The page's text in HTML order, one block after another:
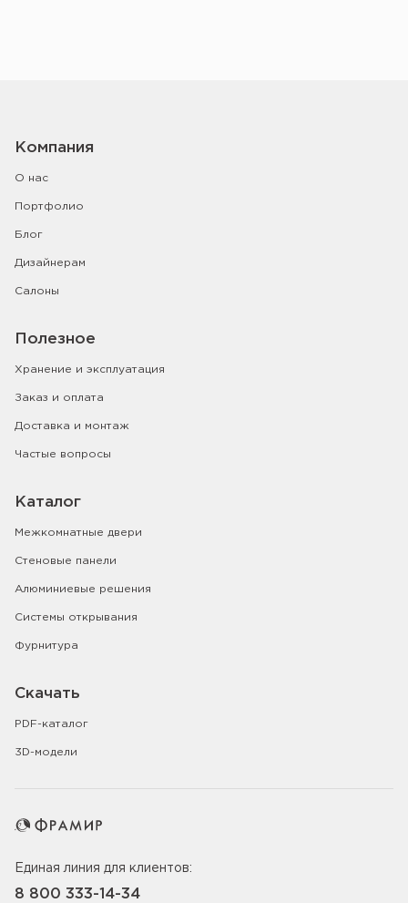
Компания
О нас
Портфолио
Блог
Дизайнерам
Салоны
Полезное
Хранение и эксплуатация
Заказ и оплата
Доставка и монтаж
Частые вопросы
Каталог
Межкомнатные двери
Стеновые панели
Алюминиевые решения
Системы открывания
Фурнитура
Скачать
PDF-каталог
3D-модели
Единая линия для клиентов:
8 800 333-14-34